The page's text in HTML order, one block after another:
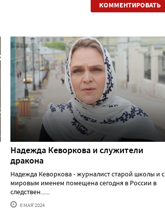
КОММЕНТИРОВАТЬ
Надежда Кеворкова и служители
дракона
Надежда Кеворкова - журналист старой школы и с
мировым именем помещена сегодня в России в
следствен......
6 МАЯ'2024